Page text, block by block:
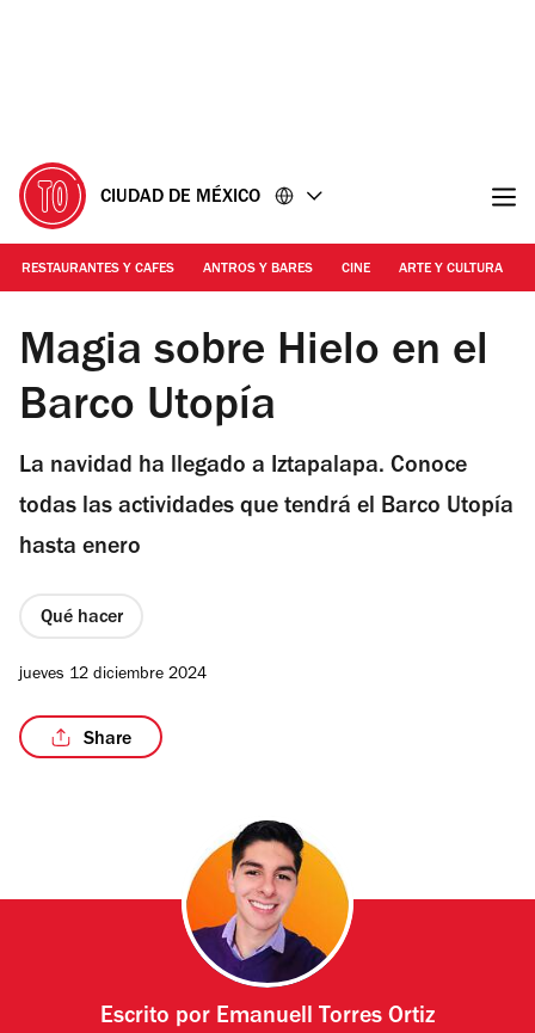
CIUDAD DE MÉXICO
RESTAURANTES Y CAFES ANTROS Y BARES CINE ARTE Y CULTURA
Foto: Cortesía
Magia sobre Hielo en el
Barco Utopía
La navidad ha llegado a Iztapalapa. Conoce
todas las actividades que tendrá el Barco Utopía
hasta enero
Qué hacer
jueves 12 diciembre 2024
Share
Escrito por Emanuell Torres Ortiz